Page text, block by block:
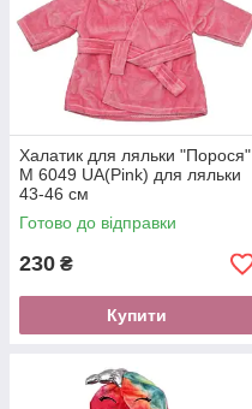
Халатик для ляльки "Порося"
M 6049 UA(Pink) для ляльки
43-46 см
Готово до відправки
230 ₴
Купити